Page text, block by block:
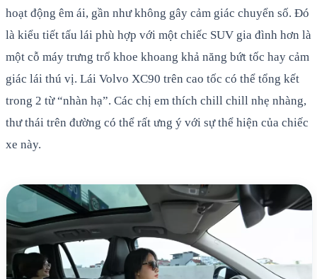
hoạt động êm ái, gần như không gây cảm giác chuyển số. Đó
là kiểu tiết tấu lái phù hợp với một chiếc SUV gia đình hơn là
một cỗ máy trưng trổ khoe khoang khả năng bứt tốc hay cảm
giác lái thú vị. Lái Volvo XC90 trên cao tốc có thể tổng kết
trong 2 từ “nhàn hạ”. Các chị em thích chill chill nhẹ nhàng,
thư thái trên đường có thể rất ưng ý với sự thể hiện của chiếc
xe này.